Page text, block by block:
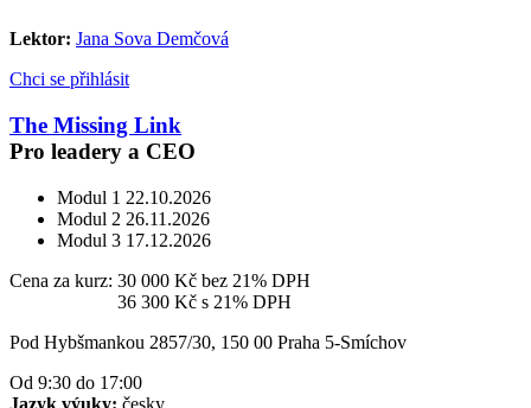
Lektor: Jana Sova Demčová
Chci se přihlásit
The Missing Link
Pro leadery a CEO
Modul 1 22.10.2026
Modul 2 26.11.2026
Modul 3 17.12.2026
Cena za kurz: 30 000 Kč bez 21% DPH
36 300 Kč s 21% DPH
Pod Hybšmankou 2857/30, 150 00 Praha 5-Smíchov
Od 9:30 do 17:00
Jazyk výuky: česky